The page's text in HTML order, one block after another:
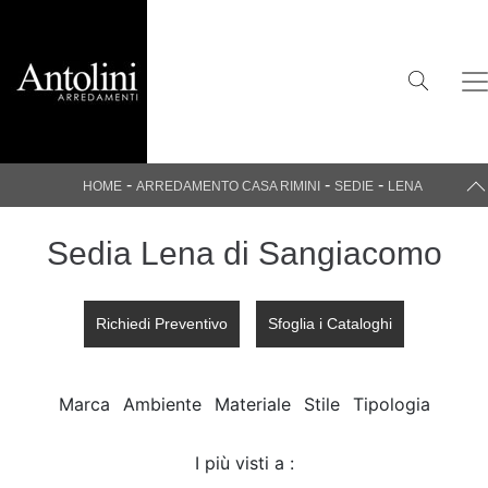
HOME- ARREDAMENTO CASA RIMINI - SEDIE - LENA
Sedia Lena di Sangiacomo
Richiedi Preventivo Sfoglia i Cataloghi
Marca Ambiente Materiale Stile Tipologia
I più visti a :